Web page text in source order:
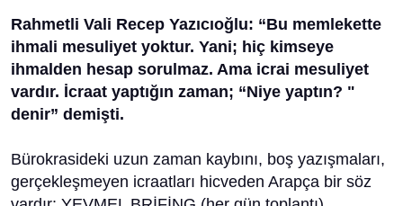
Rahmetli Vali Recep Yazıcıoğlu: “Bu memlekette
ihmali mesuliyet yoktur. Yani; hiç kimseye
ihmalden hesap sorulmaz. Ama icrai mesuliyet
vardır. İcraat yaptığın zaman; “Niye yaptın? "
denir” demişti.
Bürokrasideki uzun zaman kaybını, boş yazışmaları,
gerçekleşmeyen icraatları hicveden Arapça bir söz